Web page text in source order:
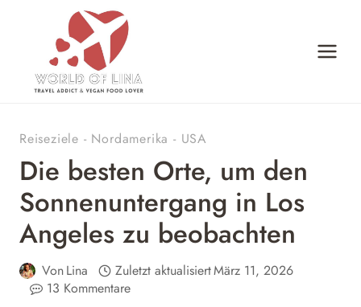
Reiseziele - Nordamerika - USA
Die besten Orte, um den
Sonnenuntergang in Los
Angeles zu beobachten
VonLina Zuletzt aktualisiertMärz 11, 2026
13 Kommentare